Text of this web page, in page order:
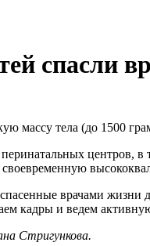
спасли
массу тела (до 1500
врачами
кадры и ведем
Стригункова.